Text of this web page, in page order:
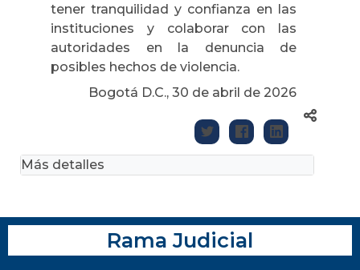
tener tranquilidad y confianza en las
instituciones y colaborar con las
autoridades en la denuncia de
posibles hechos de violencia.
Bogotá D.C., 30 de abril de 2026
Más detalles
Rama Judicial